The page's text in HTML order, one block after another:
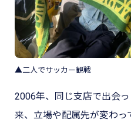
▲二人でサッカー観戦
2006年、同じ支店で出会
来、立場や配属先が変わ